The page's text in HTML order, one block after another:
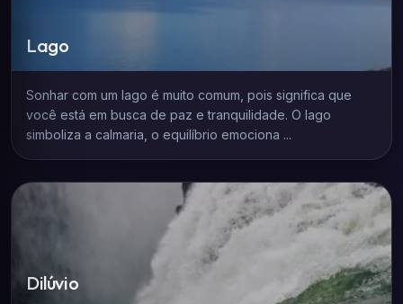
Lago
Sonhar com um lago é muito comum, pois significa que
você está em busca de paz e tranquilidade. O lago
simboliza a calmaria, o equilíbrio emociona ...
Dilúvio